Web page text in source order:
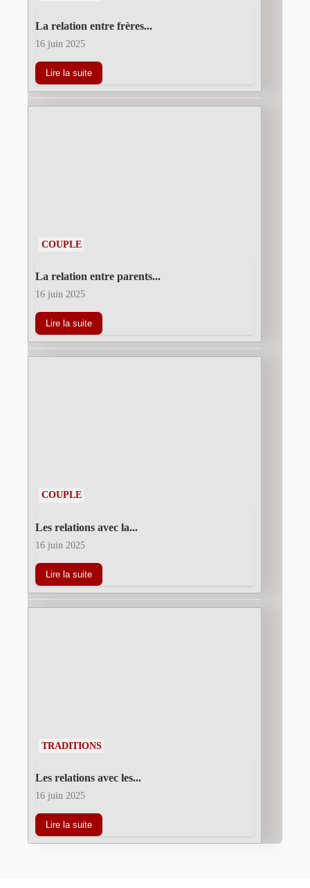
La relation entre frères...
16 juin 2025
Lire la suite
COUPLE
La relation entre parents...
16 juin 2025
Lire la suite
COUPLE
Les relations avec la...
16 juin 2025
Lire la suite
TRADITIONS
Les relations avec les...
16 juin 2025
Lire la suite